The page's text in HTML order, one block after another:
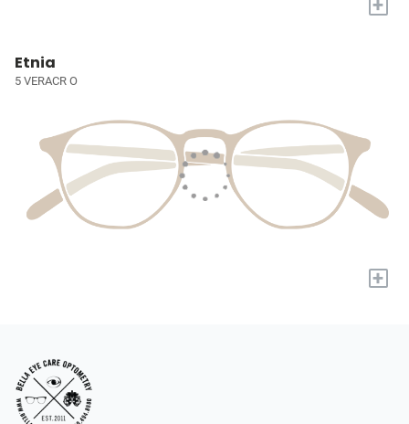
+
Etnia
5 VERACR O
+